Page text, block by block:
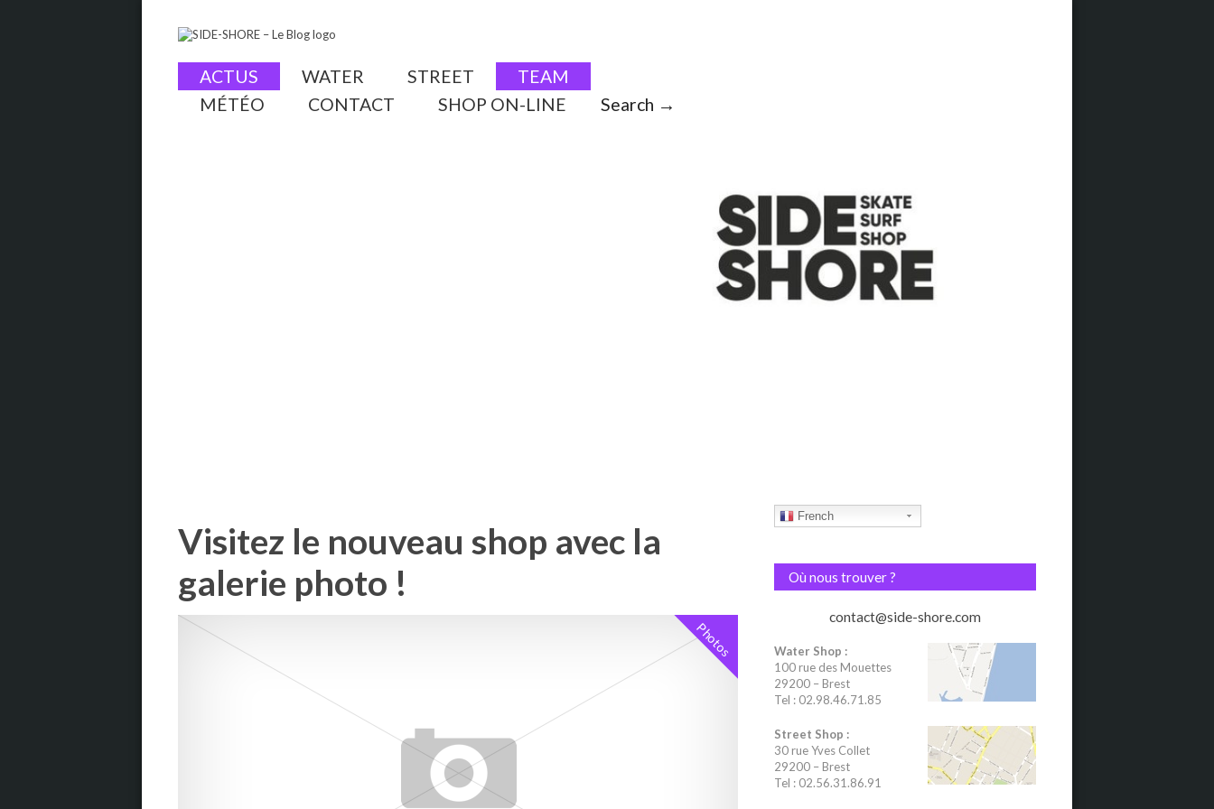
ACTUS WATER STREET
TEAM
MÉTÉO
CONTACT SHOP ON-LINE Search →
Visitez le nouveau shop avec la
galerie photo !
Photos
French
Où nous trouver ?
contact@side-shore.com
Water Shop :
100 rue des Mouettes
29200 – Brest
Tel : 02.98.46.71.85
Street Shop :
30 rue Yves Collet
29200 – Brest
Tel : 02.56.31.86.91